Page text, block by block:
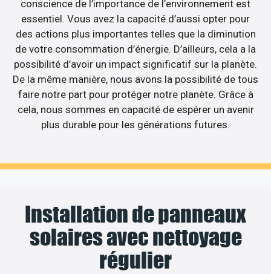
conscience de l’importance de l’environnement est
essentiel. Vous avez la capacité d’aussi opter pour
des actions plus importantes telles que la diminution
de votre consommation d’énergie. D’ailleurs, cela a la
possibilité d’avoir un impact significatif sur la planète.
De la même manière, nous avons la possibilité de tous
faire notre part pour protéger notre planète. Grâce à
cela, nous sommes en capacité de espérer un avenir
plus durable pour les générations futures.
Installation de panneaux
solaires avec nettoyage
régulier